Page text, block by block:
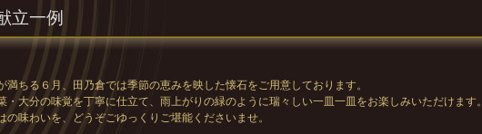
立一例
満ちる６月、田乃倉では季節の恵みを映した懐石をご用意しております。
・大分の味覚を丁寧に仕立て、雨上がりの緑のように瑞々しい一皿一皿をお楽しみいただけます。
の味わいを、どうぞごゆっくりご堪能くださいませ。